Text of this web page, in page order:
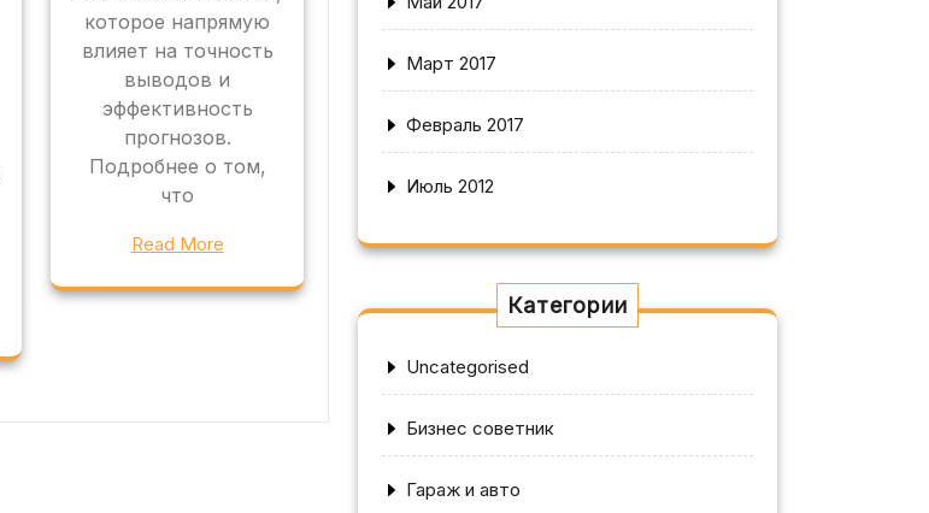
которое напрямую
влияет на точность
выводов и
эффективность
прогнозов.
Подробнее о том,
что
Read More
Март 2017
Февраль 2017
Июль 2012
Категории
Uncategorised
Бизнес советник
Гараж и авто